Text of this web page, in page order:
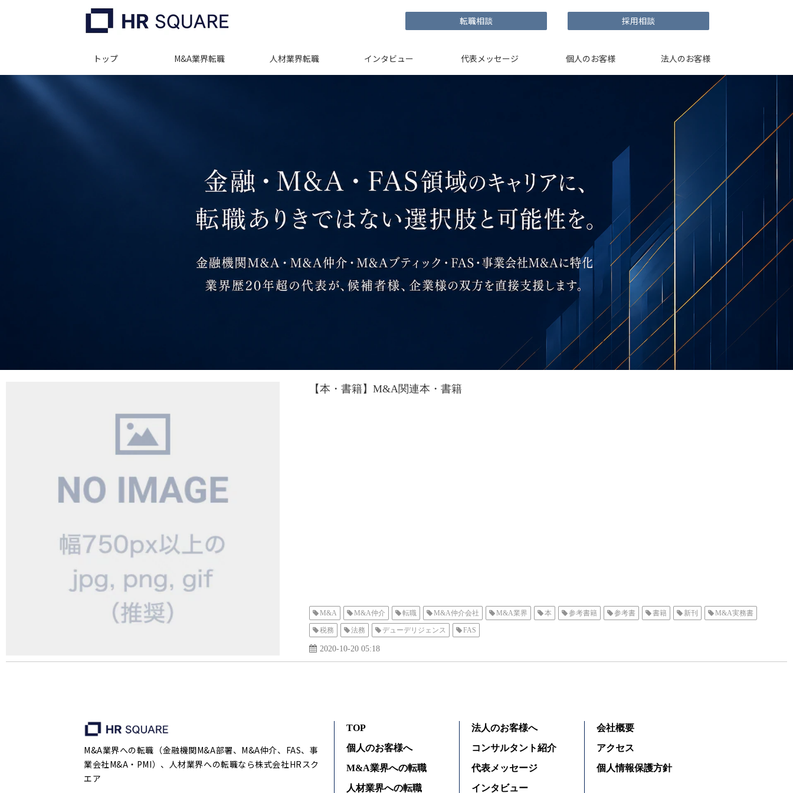
転職相談 採用相談
トップ M&A業界転職 人材業界転職 インタビュー 代表メッセージ 個人のお客様 法人のお客様
【本・書籍】M&A関連本・書籍
M&A M&A仲介 転職 M&A仲介会社 M&A業界 本 参考書籍 参考書 書籍 新刊 M&A実務書
税務 法務 デューデリジェンス FAS
2020-10-20 05:18
M&A業界への転職（金融機関M&A部署、M&A仲介、FAS、事
業会社M&A・PMI）、人材業界への転職なら株式会社HRスク
エア
TOP
個人のお客様へ
M&A業界への転職
人材業界への転職
法人のお客様へ
コンサルタント紹介
代表メッセージ
インタビュー
会社概要
アクセス
個人情報保護方針